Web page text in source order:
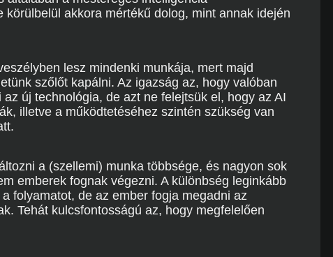
akkora mértékű dolog, mint annak idején
lesz mindenki munkája, mert majd
szőlőt kapálni. Az igazság az, hogy valóban
új technológia, de azt ne felejtsük el, hogy az AI
illetve a működtetéséhez szintén szükség van
a (szellemi) munka többsége, és nagyon sok
emberek fognak végezni. A különbség leginkább
folyamatot, de az ember fogja megadni az
Tehát kulcsfontosságú az, hogy megfelelően